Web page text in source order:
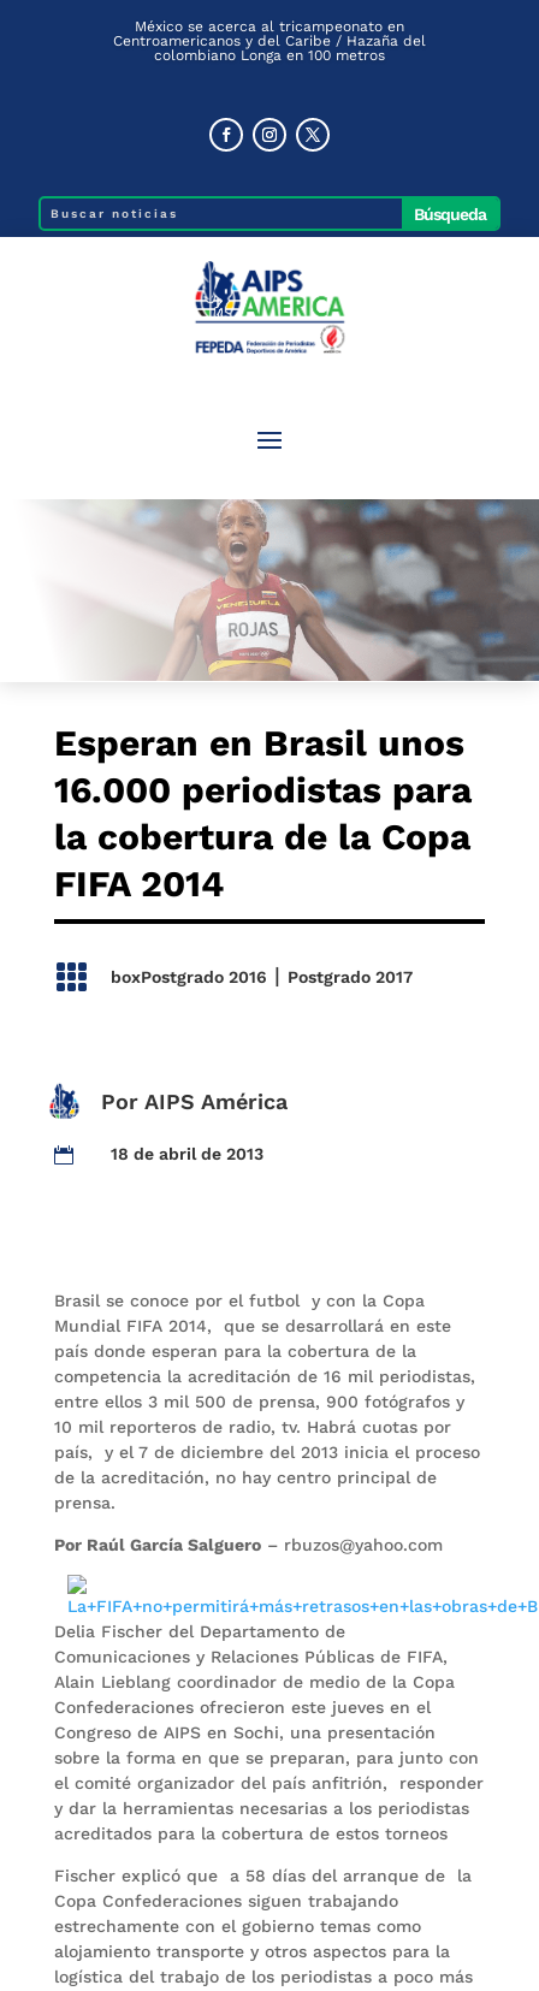
México se acerca al tricampeonato en
Centroamericanos y del Caribe / Hazaña del
colombiano Longa en 100 metros
Esperan en Brasil unos
16.000 periodistas para
la cobertura de la Copa
FIFA 2014
 boxPostgrado 2016 | Postgrado 2017
Por AIPS América
 18 de abril de 2013
Brasil se conoce por el futbol y con la Copa
Mundial FIFA 2014, que se desarrollará en este
país donde esperan para la cobertura de la
competencia la acreditación de 16 mil periodistas,
entre ellos 3 mil 500 de prensa, 900 fotógrafos y
10 mil reporteros de radio, tv. Habrá cuotas por
país, y el 7 de diciembre del 2013 inicia el proceso
de la acreditación, no hay centro principal de
prensa.
Por Raúl García Salguero– rbuzos@yahoo.com
Delia Fischer del Departamento de
Comunicaciones y Relaciones Públicas de FIFA,
Alain Lieblang coordinador de medio de la Copa
Confederaciones ofrecieron este jueves en el
Congreso de AIPS en Sochi, una presentación
sobre la forma en que se preparan, para junto con
el comité organizador del país anfitrión, responder
y dar la herramientas necesarias a los periodistas
acreditados para la cobertura de estos torneos
Fischer explicó que a 58 días del arranque de la
Copa Confederaciones siguen trabajando
estrechamente con el gobierno temas como
alojamiento transporte y otros aspectos para la
logística del trabajo de los periodistas a poco más